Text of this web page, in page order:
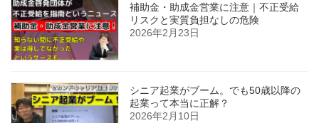
補助金・助成金営業に注意｜不正受給
リスクと実質負担なしの危険
2026年2月23日
シニア起業がブーム。でも50歳以降の
起業って本当に正解？
2026年2月10日